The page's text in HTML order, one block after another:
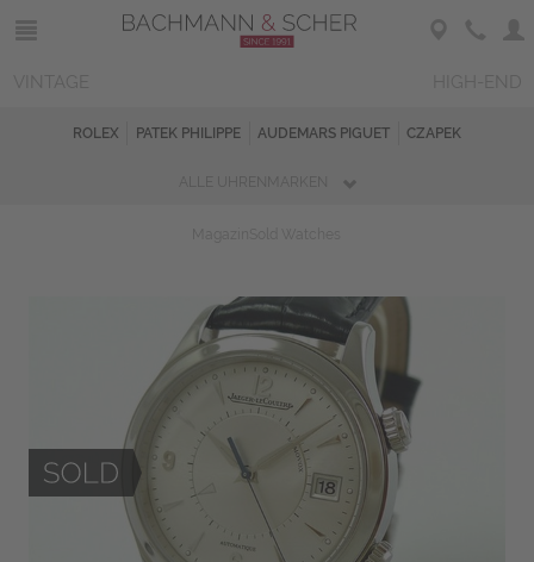
ROLEX PATEK PHILIPPE AUDEMARS PIGUET CZAPEK